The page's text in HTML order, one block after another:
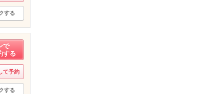
する
で
する
て予約
する